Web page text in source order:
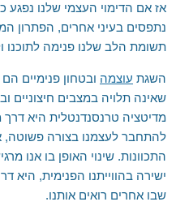
אז אם הדימוי העצמי שלנו נפגע
נתפסים בעיני אחרים, הפתרון
תשומת הלב שלנו פנימה לתוכנו
השגת עוצמה ובטחון פנימיים
שאינה תלויה במצבים חיצוניים
מדיטציה טרנסנדנטלית היא דרך
להתחבר לעצמנו בצורה פשוטה,
התכוונות. שינוי האופן בו אנו
ישירה בהווייתנו הפנימית, היא
שבו אחרים רואים אותנו.